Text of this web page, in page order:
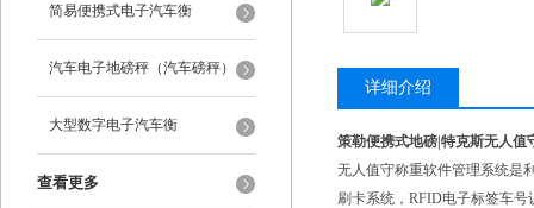
简易便携式电子汽车衡
汽车电子地磅秤（汽车磅秤）
大型数字电子汽车衡
查看更多
详细介绍
策勒便携式地磅|特克斯无人值
无人值守称重软件管理系统是
刷卡系统，RFID电子标签车